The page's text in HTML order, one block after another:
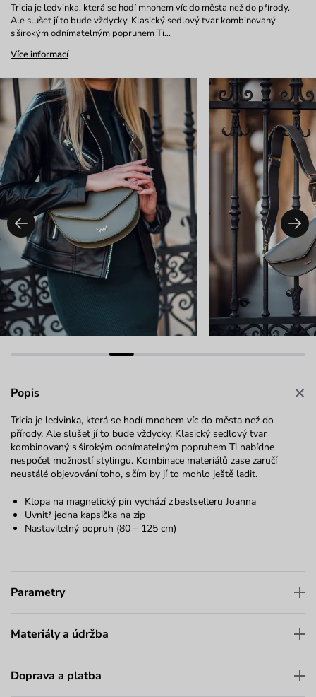
Tricia je ledvinka, která se hodí mnohem víc do města než do přírody.
Ale slušet jí to bude vždycky. Klasický sedlový tvar kombinovaný
s širokým odnímatelným popruhem Ti…
Více informací
Popis
Tricia je ledvinka, která se hodí mnohem víc do města než do
přírody. Ale slušet jí to bude vždycky. Klasický sedlový tvar
kombinovaný s širokým odnímatelným popruhem Ti nabídne
nespočet možností stylingu. Kombinace materiálů zase zaručí
neustálé objevování toho, s čím by jí to mohlo ještě ladit.
Klopa na magnetický pin vychází z bestselleru Joanna
Uvnitř jedna kapsička na zip
Nastavitelný popruh (80 – 125 cm)
Parametry
Materiály a údržba
Doprava a platba